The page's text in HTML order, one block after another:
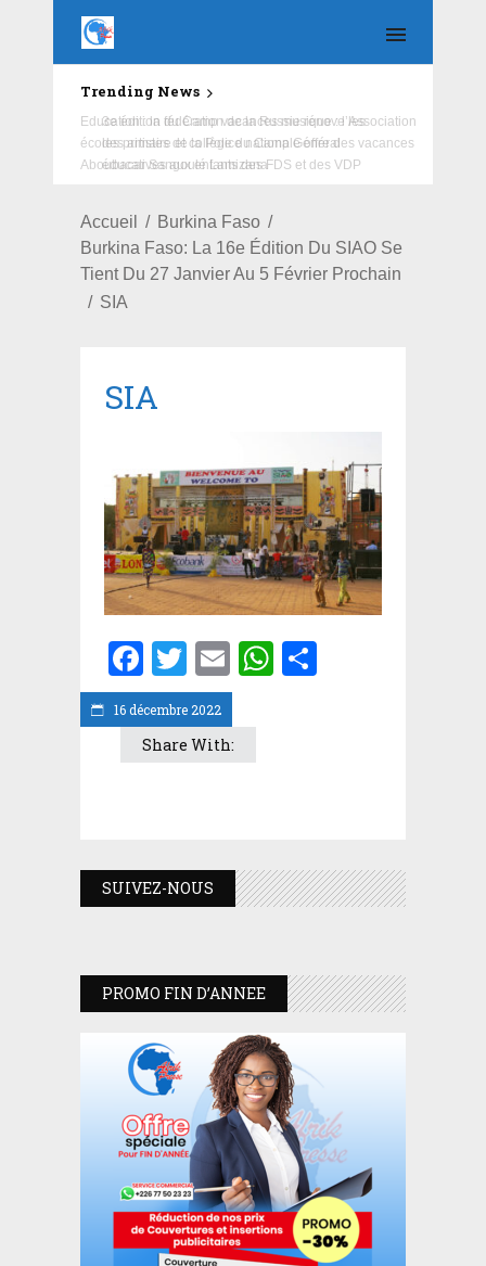
Trending News
Education : la fédération de la Russie rénove les
écoles primaire et collège du Camp Général
Aboubacar Sangoulé Lamizana
Accueil
Burkina Faso
Burkina Faso: La 16e Édition Du SIAO Se
Tient Du 27 Janvier Au 5 Février Prochain
SIA
16 décembre 2022
SIA
Facebook
Twitter
EmailWhatsApp
Share With:
SUIVEZ-NOUS
PROMO FIN D’ANNEE